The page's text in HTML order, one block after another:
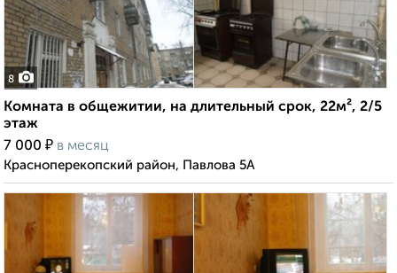
8
Комната в общежитии, на длительный срок, 22м², 2/5
этаж
7 000 ₽ в месяц
Красноперекопский район, Павлова 5А